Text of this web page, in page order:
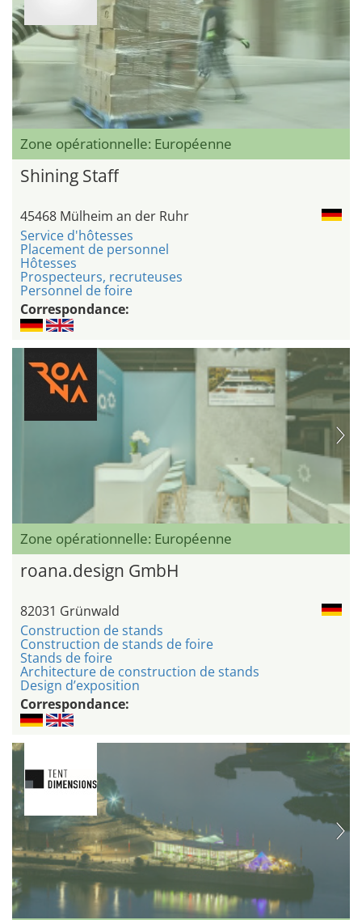
Zone opérationnelle: Européenne
Shining Staff
45468 Mülheim an der Ruhr
Service d'hôtesses
Placement de personnel
Hôtesses
Prospecteurs, recruteuses
Personnel de foire
Correspondance:
Zone opérationnelle: Européenne
roana.design GmbH
82031 Grünwald
Construction de stands
Construction de stands de foire
Stands de foire
Architecture de construction de stands
Design d’exposition
Correspondance: